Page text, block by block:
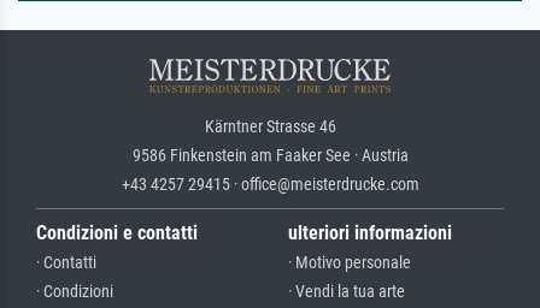
Kärntner Strasse 46
9586 Finkenstein am Faaker See · Austria
+43 4257 29415 · office@meisterdrucke.com
Condizioni e contatti
· Contatti
· Condizioni
ulteriori informazioni
· Motivo personale
· Vendi la tua arte